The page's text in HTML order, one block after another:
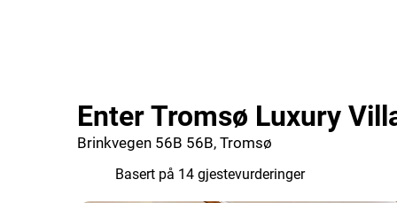
Enter Tromsø Luxury
Brinkvegen 56B 56B, Tromsø
Basert på 14 gjestevurderinger